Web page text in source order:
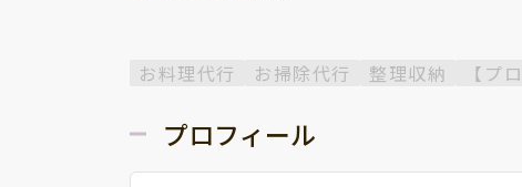
お料理代行 お掃除代行 整理収納 【プ
プロフィール